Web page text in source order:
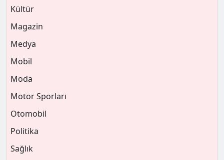
Kültür
Magazin
Medya
Mobil
Moda
Motor Sporları
Otomobil
Politika
Sağlık